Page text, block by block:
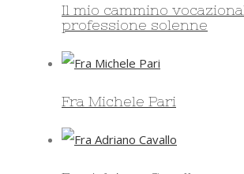
Il mio cammino
professione solenne
Fra Michele Pari